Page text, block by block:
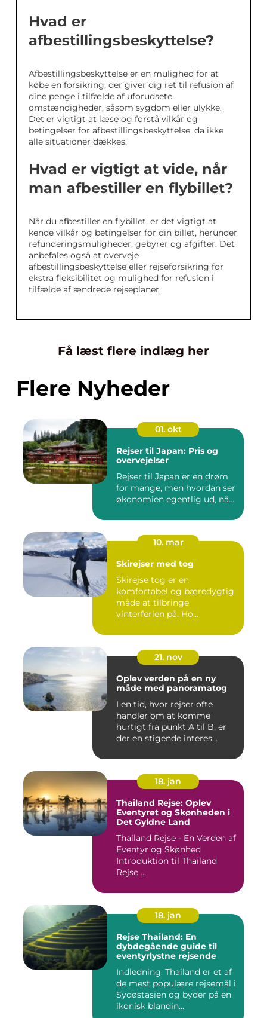
Hvad er
afbestillingsbeskyttelse?
Afbestillingsbeskyttelse er en mulighed for at
købe en forsikring, der giver dig ret til refusion af
dine penge i tilfælde af uforudsete
omstændigheder, såsom sygdom eller ulykke.
Det er vigtigt at læse og forstå vilkår og
betingelser for afbestillingsbeskyttelse, da ikke
alle situationer dækkes.
Hvad er vigtigt at vide, når
man afbestiller en flybillet?
Når du afbestiller en flybillet, er det vigtigt at
kende vilkår og betingelser for din billet, herunder
refunderingsmuligheder, gebyrer og afgifter. Det
anbefales også at overveje
afbestillingsbeskyttelse eller rejseforsikring for
ekstra fleksibilitet og mulighed for refusion i
tilfælde af ændrede rejseplaner.
Få læst flere indlæg her
Flere Nyheder
01. okt
Rejser til Japan: Pris og
overvejelser
Rejser til Japan er en drøm
for mange, men hvordan ser
økonomien egentlig ud, nå...
10. mar
Skirejser med tog
Skirejse tog er en
komfortabel og bæredygtig
måde at tilbringe
vinterferien på. Ho...
21. nov
Oplev verden på en ny
måde med panoramatog
I en tid, hvor rejser ofte
handler om at komme
hurtigt fra punkt A til B, er
der en stigende interes...
18. jan
Thailand Rejse: Oplev
Eventyret og Skønheden i
Det Gyldne Land
Thailand Rejse - En Verden af
Eventyr og Skønhed
Introduktion til Thailand
Rejse ...
18. jan
Rejse Thailand: En
dybdegående guide til
eventyrlystne rejsende
Indledning: Thailand er et af
de mest populære rejsemål i
Sydøstasien og byder på en
ikonisk blandin...